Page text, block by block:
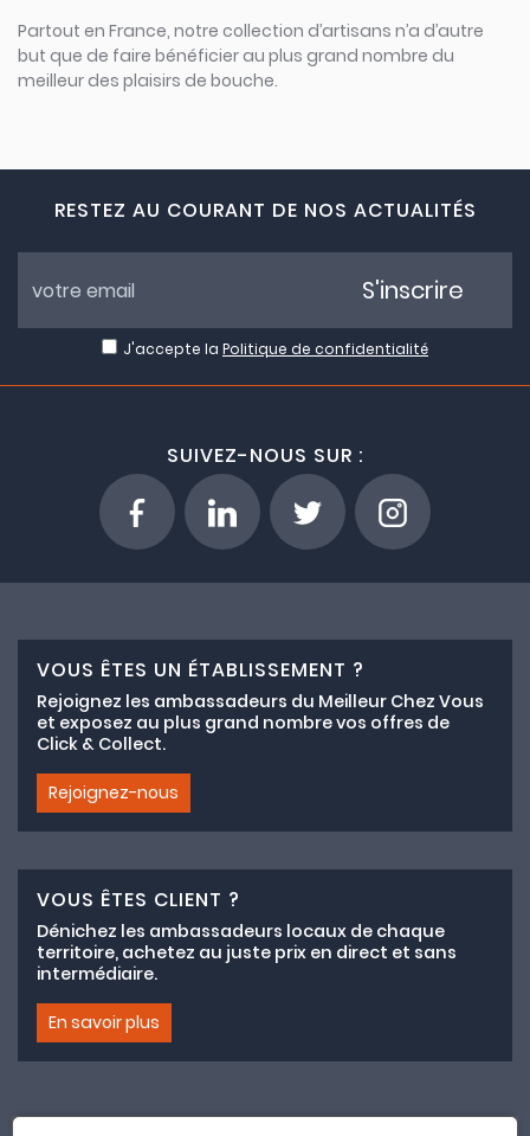
Partout en France, notre collection d’artisans n’a d’autre
but que de faire bénéficier au plus grand nombre du
meilleur des plaisirs de bouche.
RESTEZ AU COURANT DE NOS ACTUALITÉS
J'accepte la Politique de confidentialité
S'inscrire
SUIVEZ-NOUS SUR :
VOUS ÊTES UN ÉTABLISSEMENT ?
Rejoignez les ambassadeurs du Meilleur Chez Vous
et exposez au plus grand nombre vos offres de
Click & Collect.
Rejoignez-nous
VOUS ÊTES CLIENT ?
Dénichez les ambassadeurs locaux de chaque
territoire, achetez au juste prix en direct et sans
intermédiaire.
En savoir plus